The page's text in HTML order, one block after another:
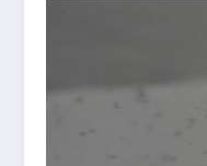
Złe wieści: skoki